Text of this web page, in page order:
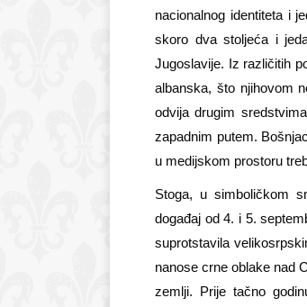
nacionalnog identiteta i
skoro dva stoljeća i
Jugoslavije. Iz različitih
albanska, što njihovom
odvija drugim
zapadnim putem.
u medijskom prostoru
Stoga, u simboličkom
događaj od 4. i 5.
suprotstavila
nanose crne oblake nad
zemlji. Prije tačno